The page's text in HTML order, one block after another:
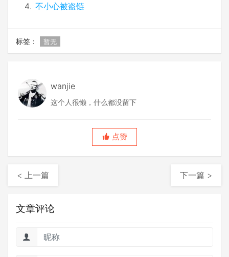
不小心被盗链
标签： 暂无
wanjie
这个人很懒，什么都没留下
点赞
< 上一篇 下一篇 >
文章评论